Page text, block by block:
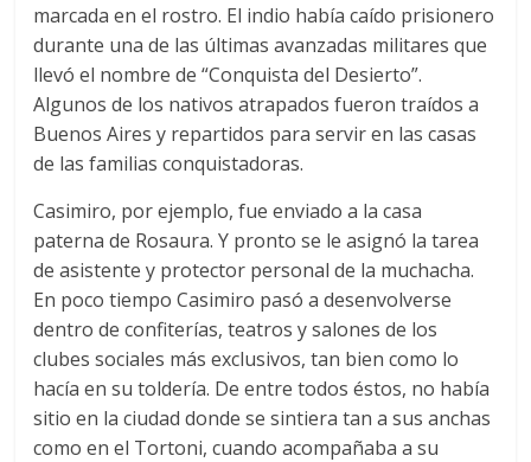
marcada en el rostro. El indio había caído prisionero
durante una de las últimas avanzadas militares que
llevó el nombre de “Conquista del Desierto”.
Algunos de los nativos atrapados fueron traídos a
Buenos Aires y repartidos para servir en las casas
de las familias conquistadoras.
Casimiro, por ejemplo, fue enviado a la casa
paterna de Rosaura. Y pronto se le asignó la tarea
de asistente y protector personal de la muchacha.
En poco tiempo Casimiro pasó a desenvolverse
dentro de confiterías, teatros y salones de los
clubes sociales más exclusivos, tan bien como lo
hacía en su toldería. De entre todos éstos, no había
sitio en la ciudad donde se sintiera tan a sus anchas
como en el Tortoni, cuando acompañaba a su